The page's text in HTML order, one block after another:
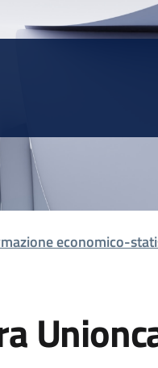
economico-